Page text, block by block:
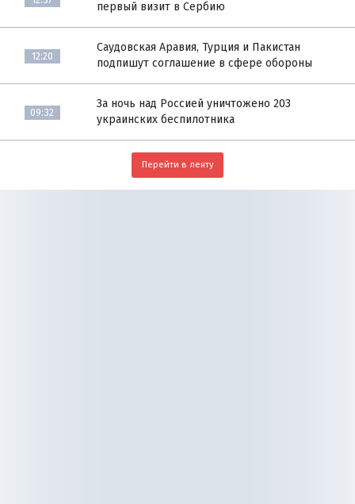
первый визит в Сербию
12:20
Саудовская Аравия, Турция и Пакистан
подпишут соглашение в сфере обороны
09:32
За ночь над Россией уничтожено 203
украинских беспилотника
Перейти в ленту